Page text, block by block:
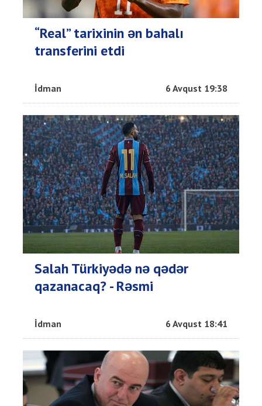
“Real” tarixinin ən bahalı
transferini etdi
İdman 6 Avqust 19:38
Salah Türkiyədə nə qədər
qazanacaq? - Rəsmi
İdman 6 Avqust 18:41